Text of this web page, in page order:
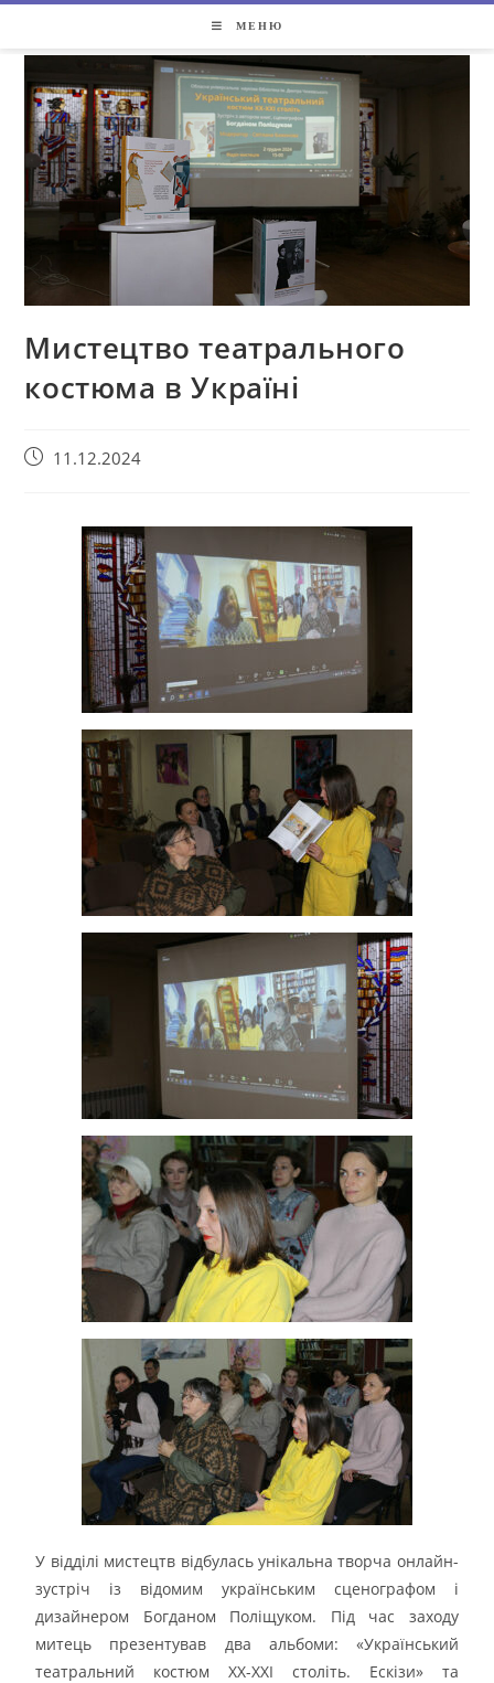
МЕНЮ
Мистецтво театрального
костюма в Україні
11.12.2024
У відділі мистецтв відбулась унікальна творча онлайн-
зустріч із відомим українським сценографом і
дизайнером Богданом Поліщуком. Під час заходу
митець презентував два альбоми: «Український
театральний костюм XХ-XXI століть. Ескізи» та